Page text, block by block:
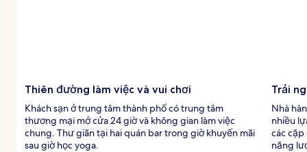
Thiên đường làm việc và vui chơi
Khách sạn ở trung tâm thành phố có trung tâm
thương mại mở cửa 24 giờ và không gian làm việc
chung. Thư giãn tại hai quán bar trong giờ khuyến mãi
sau giờ học yoga.
Trải
Nhà
nhiều
các cặp
năng